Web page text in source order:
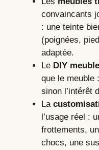
convaincants
: une teinte
(poignées,
adaptée.
Le DIY
que le meuble
sinon l’intérêt
La
l’usage réel :
frottements,
chocs, une